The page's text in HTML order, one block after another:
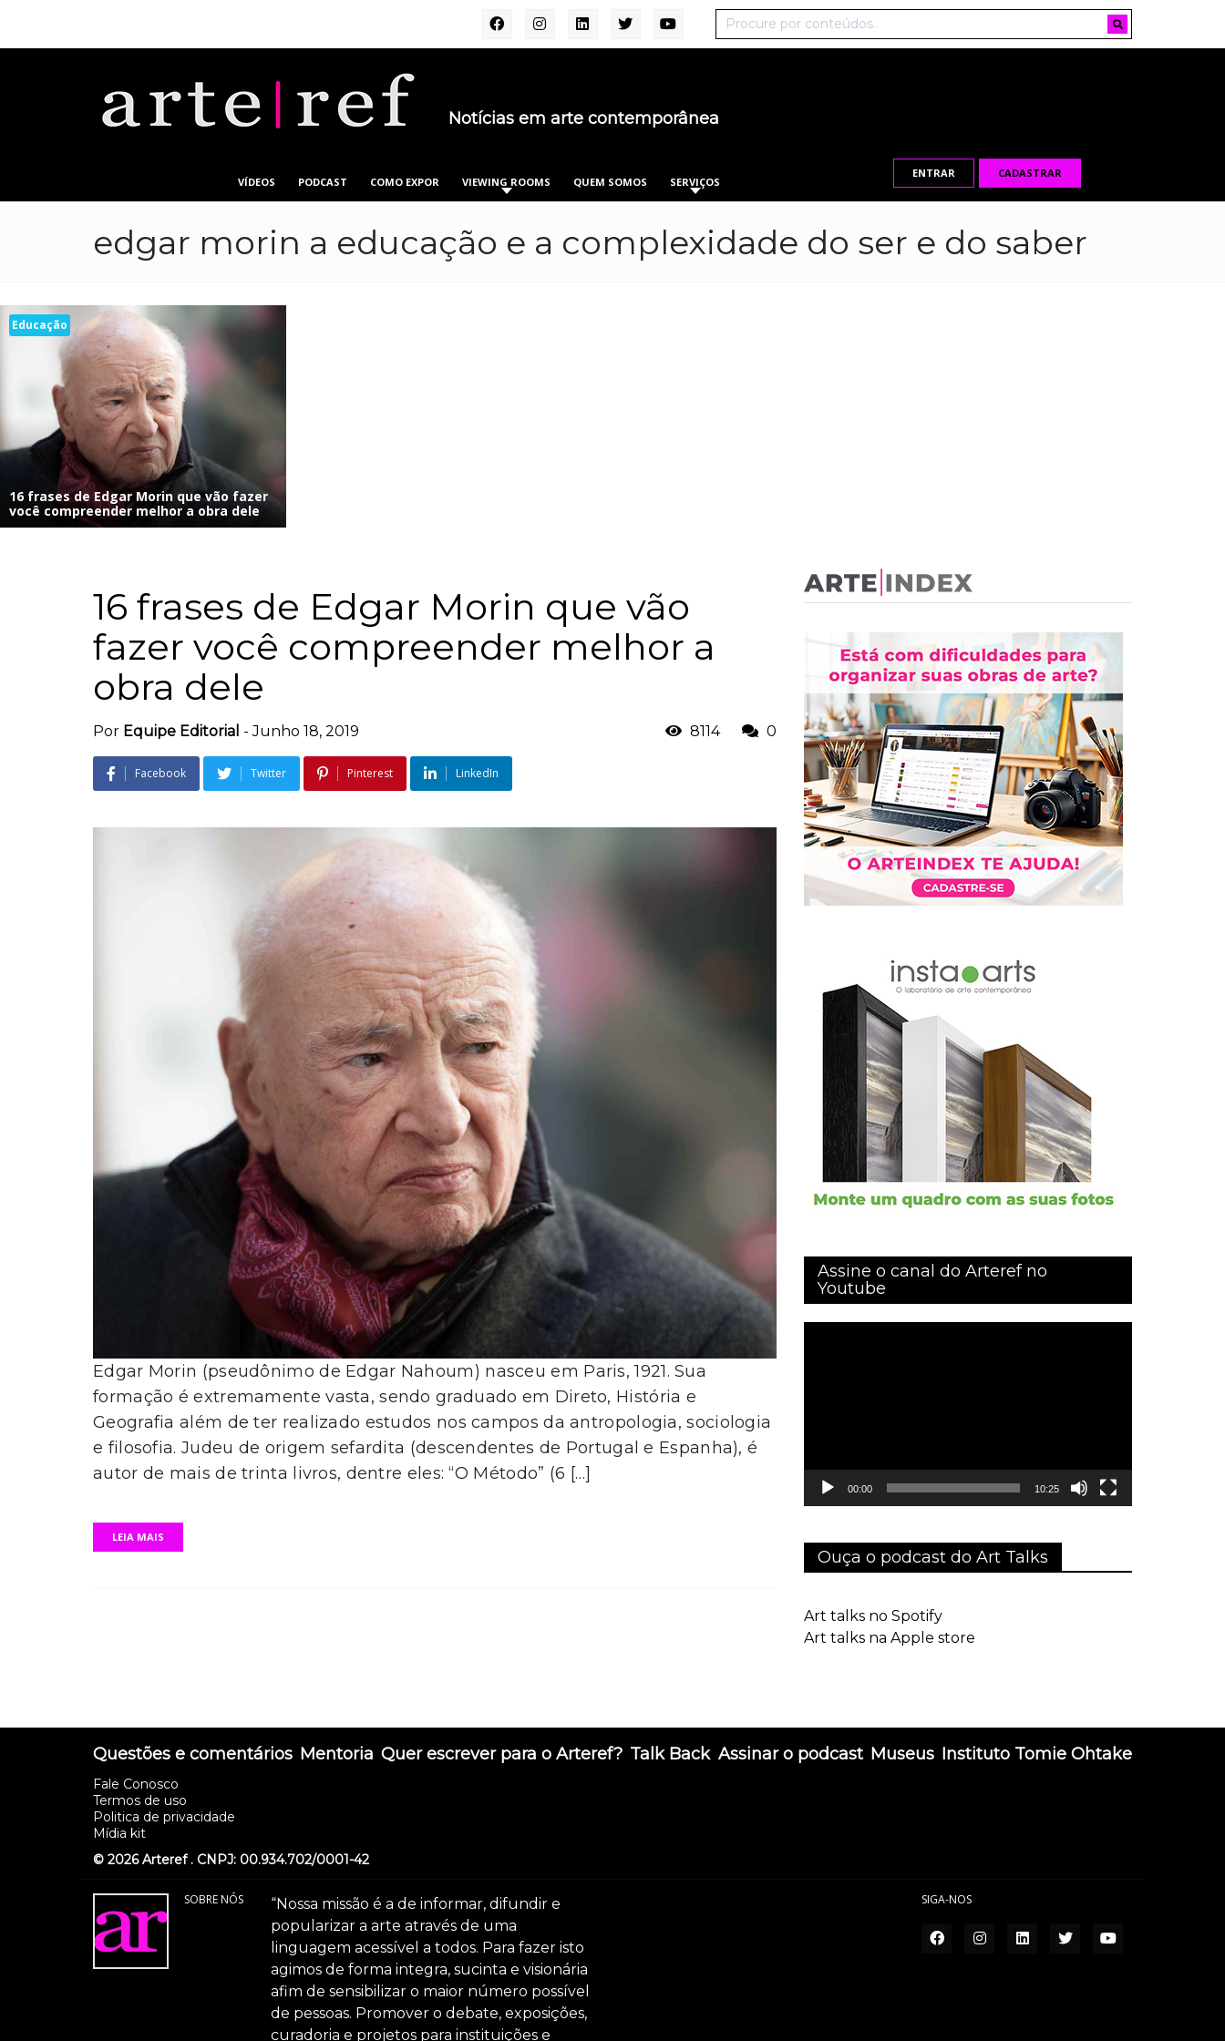
Notícias em arte contemporânea
VÍDEOS PODCAST COMO EXPOR VIEWING ROOMS QUEM SOMOS SERVIÇOS
ENTRAR CADASTRAR
edgar morin a educação e a complexidade do ser e do saber
Educação
16 frases de Edgar Morin que vão fazer
você compreender melhor a obra dele
16 frases de Edgar Morin que vão
fazer você compreender melhor a
obra dele
Por Equipe Editorial -Junho 18, 2019 8114 0
Facebook Twitter Pinterest LinkedIn
Edgar Morin (pseudônimo de Edgar Nahoum) nasceu em Paris, 1921. Sua
formação é extremamente vasta, sendo graduado em Direto, História e
Geografia além de ter realizado estudos nos campos da antropologia, sociologia
e filosofia. Judeu de origem sefardita (descendentes de Portugal e Espanha), é
autor de mais de trinta livros, dentre eles: “O Método” (6 […]
LEIA MAIS
Assine o canal do Arteref no
Youtube
00:00 10:25
Ouça o podcast do Art Talks
Art talks no Spotify
Art talks na Apple store
Questões e comentários
Fale Conosco
Termos de uso
Politica de privacidade
Mídia kit
Mentoria Quer escrever para o Arteref? Talk Back Assinar o podcast Museus Instituto Tomie Ohtake
© 2026 Arteref . CNPJ: 00.934.702/0001-42
SOBRE NÓS
“Nossa missão é a de informar, difundir e
popularizar a arte através de uma
linguagem acessível a todos. Para fazer isto
agimos de forma integra, sucinta e visionária
afim de sensibilizar o maior número possível
de pessoas. Promover o debate, exposições,
curadoria e projetos para instituições e
SIGA-NOS